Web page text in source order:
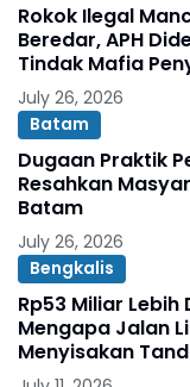
Rokok Ilegal
Beredar, APH
Tindak Mafia
July 26, 2026
Batam
Dugaan Praktik
Resahkan
Batam
July 26, 2026
Bengkalis
Rp53 Miliar
Mengapa Jalan
Menyisakan